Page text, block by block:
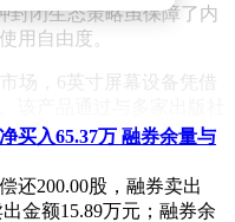
封闭生态策略虽保障了内
用自由度。
场，6英寸屏幕设备凭借
资源库，支持PDF重排、
简洁直观，特别优化了微
成"硬件+内容+服务"的闭
幕刷新率与前盖材质较高
买入65.37万 融券余量与
还200.00股，融券卖出
金额15.89万元；融券余